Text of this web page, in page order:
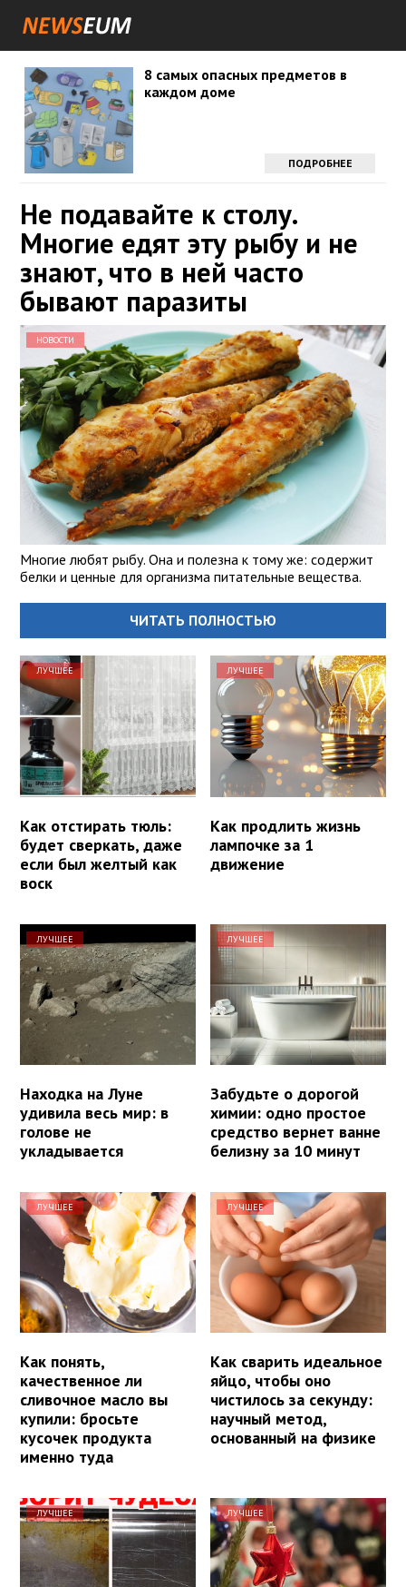
8 самых опасных предметов в
каждом доме
ПОДРОБНЕЕ
Не подавайте к столу.
Многие едят эту рыбу и не
знают, что в ней часто
бывают паразиты
НОВОСТИ
Многие любят рыбу. Она и полезна к тому же: содержит
белки и ценные для организма питательные вещества.
ЧИТАТЬ ПОЛНОСТЬЮ
ЛУЧШЕЕ
Как отстирать тюль:
будет сверкать, даже
если был желтый как
воск
ЛУЧШЕЕ
Как продлить жизнь
лампочке за 1
движение
ЛУЧШЕЕ
Находка на Луне
удивила весь мир: в
голове не
укладывается
ЛУЧШЕЕ
Забудьте о дорогой
химии: одно простое
средство вернет ванне
белизну за 10 минут
ЛУЧШЕЕ
Как понять,
качественное ли
сливочное масло вы
купили: бросьте
кусочек продукта
именно туда
ЛУЧШЕЕ
Как сварить идеальное
яйцо, чтобы оно
чистилось за секунду:
научный метод,
основанный на физике
ЛУЧШЕЕ ЛУЧШЕЕ